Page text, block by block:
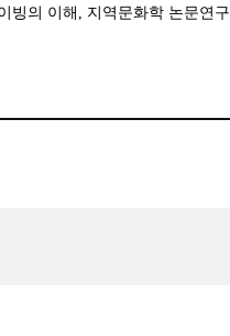
빙의 이해, 지역문화학 논문연구